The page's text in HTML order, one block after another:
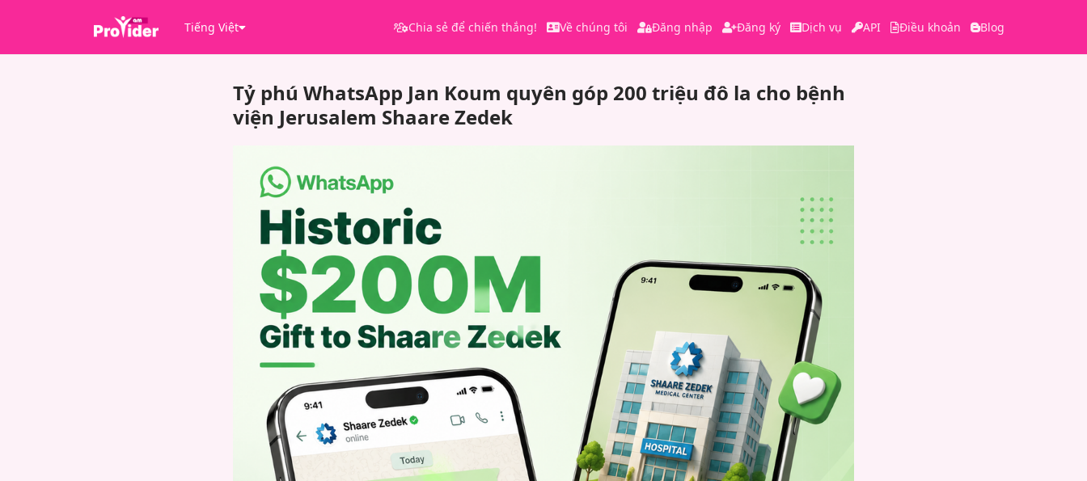
Tiếng Việt Chia sẻ để chiến thắng! Về chúng tôi Đăng nhập Đăng ký Dịch vụ API Điều khoản Blog
Tỷ phú WhatsApp Jan Koum quyên góp 200 triệu đô la cho bệnh
viện Jerusalem Shaare Zedek